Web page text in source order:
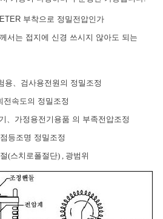
부착으로 정밀전압인가
서는 접지에 신경 쓰시지 않아도 되는
용、 검사용전원의 정밀조정
전속도의 정밀조정
、 가정용전기용품 의 부족전압조정
점등조명 정밀조정
(스치로폴절단) , 광범위